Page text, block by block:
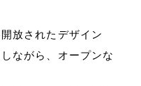
放されたデザイン
ながら、オープンな